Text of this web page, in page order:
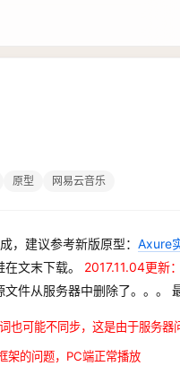
原型 网易云音乐
，建议参考新版原型： Axure
文末下载。 2017.11.04更新
件从服务器中删除了。。。
也可能不同步，这是由于服务器
架的问题，PC端正常播放